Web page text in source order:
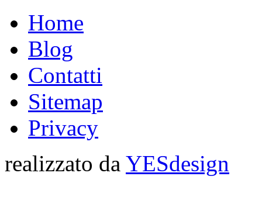
Home
Blog
Contatti
Sitemap
Privacy
realizzato da YESdesign